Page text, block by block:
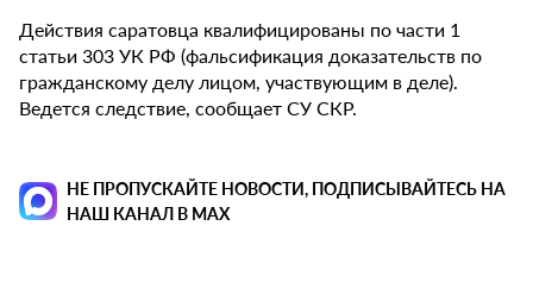
Действия саратовца квалифицированы по части 1
статьи 303 УК РФ (фальсификация доказательств по
гражданскому делу лицом, участвующим в деле).
Ведется следствие, сообщает СУ СКР.
НЕ ПРОПУСКАЙТЕ НОВОСТИ, ПОДПИСЫВАЙТЕСЬ НА
НАШ КАНАЛ В MAX